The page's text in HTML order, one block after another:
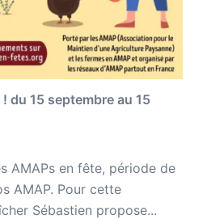
du 15 septembre au 15
AMAPs en fête, période de
AMAP. Pour cette
Sébastien propose...